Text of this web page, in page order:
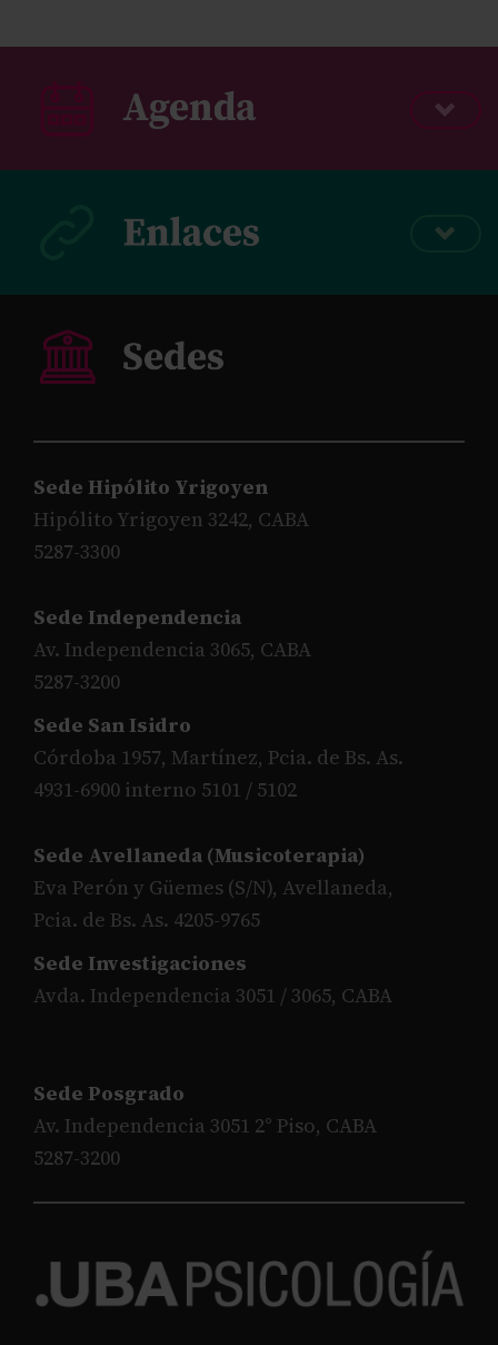
Sede Hipólito Yrigoyen
Hipólito Yrigoyen 3242, CABA
5287-3300
Sede Independencia
Av. Independencia 3065, CABA
5287-3200
Sede San Isidro
Córdoba 1957, Martínez, Pcia. de Bs. As.
4931-6900 interno 5101 / 5102
Sede Avellaneda (Musicoterapia)
Eva Perón y Güemes (S/N), Avellaneda,
Pcia. de Bs. As. 4205-9765
Sede Investigaciones
Avda. Independencia 3051 / 3065, CABA
Sede Posgrado
Av. Independencia 3051 2° Piso, CABA
5287-3200